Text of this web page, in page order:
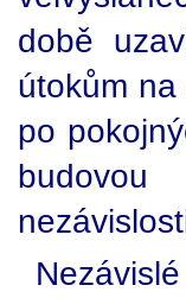
době
útokům
po